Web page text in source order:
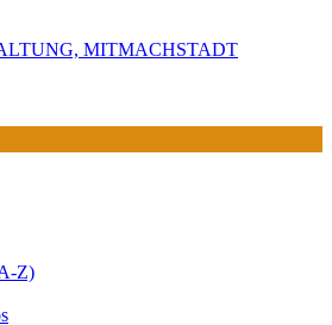
MITMACHSTADT
Z)